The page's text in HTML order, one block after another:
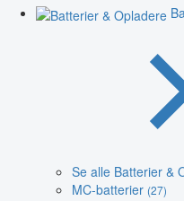
Se alle Batterier &
MC-batterier (27)